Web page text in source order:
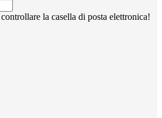
la casella di posta elettronica!